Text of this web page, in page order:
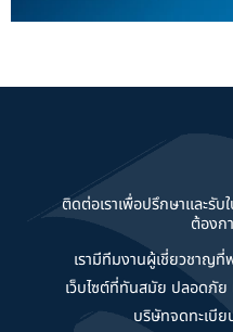
ติดต่อเราเพื่อปรึกษาและรั
ต้องก
เรามีทีมงานผู้เชี่ยวชาญ
เว็บไซต์ที่ทันสมัย ปลอดภั
บริษัทจดทะเบี